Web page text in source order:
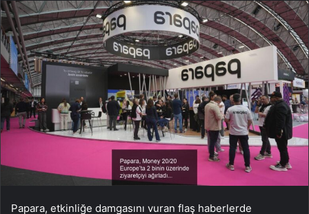
Papara, etkinliğe damgasını vuran flaş haberlerde